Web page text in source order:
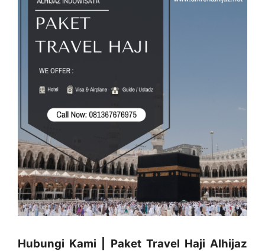
Hubungi Kami | Paket Travel Haji Alhijaz